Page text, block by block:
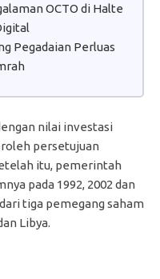
OCTO di Halte
Pegadaian Perluas
nilai investasi
persetujuan
itu, pemerintah
pada 1992, 2002 dan
tiga pemegang saham
Libya.